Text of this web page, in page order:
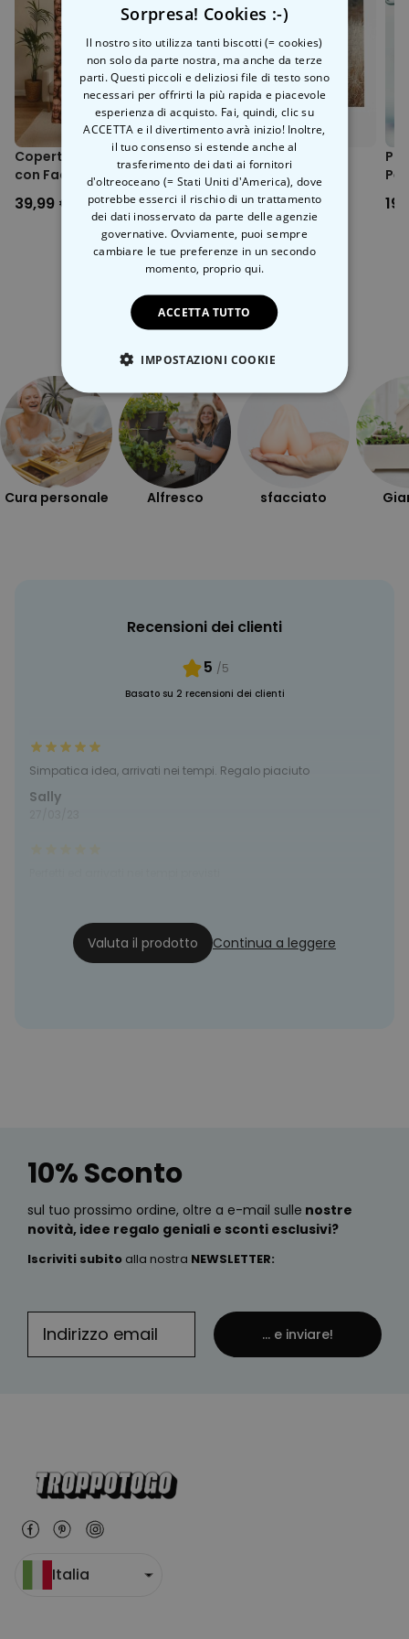
e inchiostro, hanno l'innegabile vantaggio di poterli eliminare
rapidamente nel caso si cambi idea. E se vi piace tanto, potete
sempre andare in uno studio di Tattoo e farlo permanente. Ma li
rimarrà per
sempre.
Fornito su pellicola A5 - è possibile ritagliare i tatuaggi singoli
Materiale dermatologicamente testato - può essere utilizzato
senza esitazione per bambini e adulti
NOTA: non utilizzare su pelle sensibile, vicino agli occhi o in caso
di allergia all'adesivo.
Siccome questo prodotto è personalizzato, purtroppo non e
possibile restituirlo; ciò significa che è escluso dal diritto di
Copertina Personalizzata
con Faccia
39,99 €
Puzzle Personalizzato
con Foto
24,99 €
Categoria correlata
Scopri l'altra categoria di cose insolite
Cura personale Alfresco sfacciato
Recensioni dei clienti
5 /5
Basato su 2 recensioni dei clienti
Simpatica idea, arrivati nei tempi. Regalo piaciuto
Sally
Valuta il prodotto Continua a leggere
10% Sconto
sul tuo prossimo ordine, oltre a e-mail sulle nostre
novità, idee regalo geniali e sconti esclusivi?
Iscriviti subito alla nostra NEWSLETTER:
... e inviare!
Italia
Sorpresa! Cookies :-)
Il nostro sito utilizza tanti biscotti (= cookies)
non solo da parte nostra, ma anche da terze
parti. Questi piccoli e deliziosi file di testo sono
necessari per offrirti la più rapida e piacevole
esperienza di acquisto. Fai, quindi, clic su
ACCETTA e il divertimento avrà inizio! Inoltre,
il tuo consenso si estende anche al
trasferimento dei dati ai fornitori
d'oltreoceano (= Stati Uniti d'America), dove
potrebbe esserci il rischio di un trattamento
dei dati inosservato da parte delle agenzie
governative. Ovviamente, puoi sempre
cambiare le tue preferenze in un secondo
momento, proprio qui.
ACCETTA TUTTO
IMPOSTAZIONI COOKIE
STRETTAMENTE NECESSARIO
PRESTAZIONI
MARKETING